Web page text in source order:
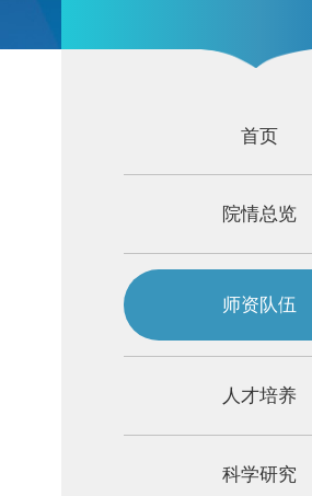
首页
院情总览
师资队伍
人才培养
科学研究